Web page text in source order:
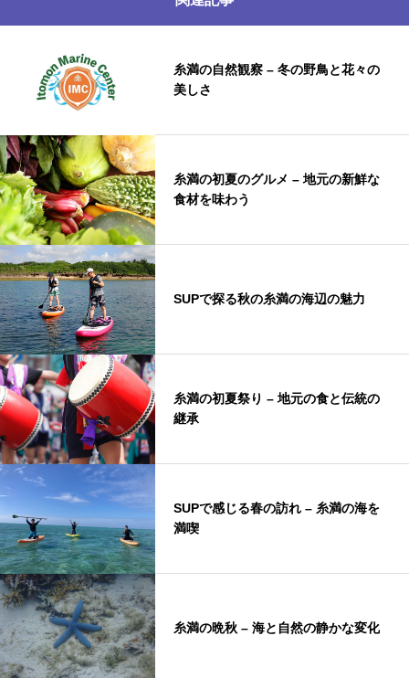
糸満の自然観察 – 冬の野鳥と花々の
美しさ
糸満の初夏のグルメ – 地元の新鮮な
食材を味わう
SUPで探る秋の糸満の海辺の魅力
糸満の初夏祭り – 地元の食と伝統の
継承
SUPで感じる春の訪れ – 糸満の海を
満喫
糸満の晩秋 – 海と自然の静かな変化